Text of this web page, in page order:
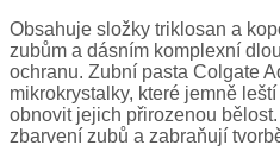
Obsahuje složky triklosan a
zubům a dásním komplexní
ochranu. Zubní pasta Colgate
mikrokrystalky, které jemně
obnovit jejich přirozenou
zbarvení zubů a zabraňují